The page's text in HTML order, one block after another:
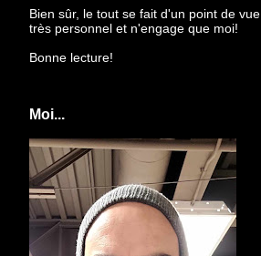
Bien sûr, le tout se fait d'un point de vue
très personnel et n'engage que moi!
Bonne lecture!
Moi...